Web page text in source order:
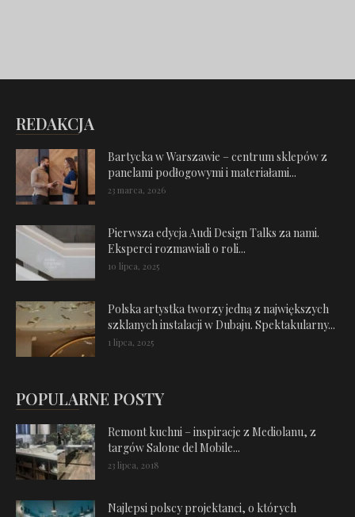
REDAKCJA
Bartycka w Warszawie – centrum sklepów z
panelami podłogowymi i materiałami...
23 marca, 2026
Pierwsza edycja Audi Design Talks za nami.
Eksperci rozmawiali o roli...
10 lipca, 2025
Polska artystka tworzy jedną z największych
szklanych instalacji w Dubaju. Spektakularny...
1 lipca, 2025
POPULARNE POSTY
Remont kuchni – inspiracje z Mediolanu, z
targów Salone del Mobile...
23 lipca, 2018
Najlepsi polscy projektanci, o których